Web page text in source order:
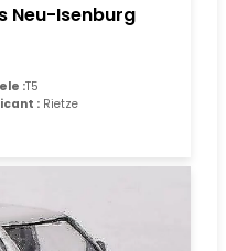
Neu-Isenburg
:T5
: Rietze